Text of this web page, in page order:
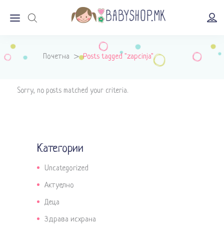
Почетна >Posts tagged "zapcinja"
Sorry, no posts matched your criteria.
Категории
Uncategorized
Актуелно
Деца
Здрава исхрана